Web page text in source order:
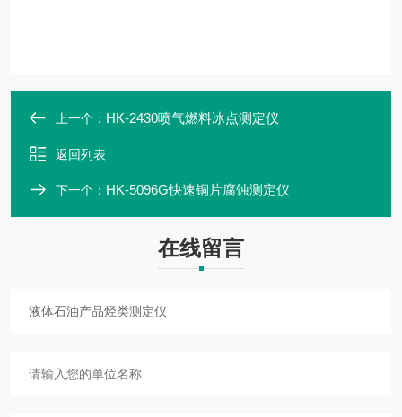
上一个： HK-2430喷气燃料冰点测定仪
返回列表
下一个： HK-5096G快速铜片腐蚀测定仪
在线留言